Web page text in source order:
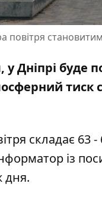
у Дніпрі буде
тиск
складає
із
дня.